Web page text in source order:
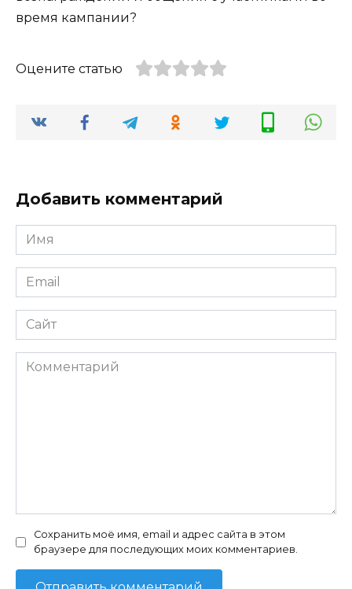
время кампании?
Оцените статью
Добавить комментарий
Имя
*
Email
*
Сайт
Комментарий
Сохранить моё имя, email и адрес сайта в этом
браузере для последующих моих комментариев.